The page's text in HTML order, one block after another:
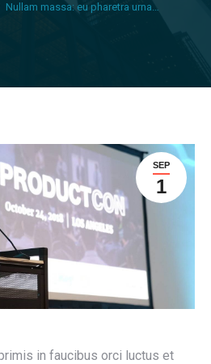
Nullam massa: eu pharetra urna…
SEP
1
in faucibus orci luctus et